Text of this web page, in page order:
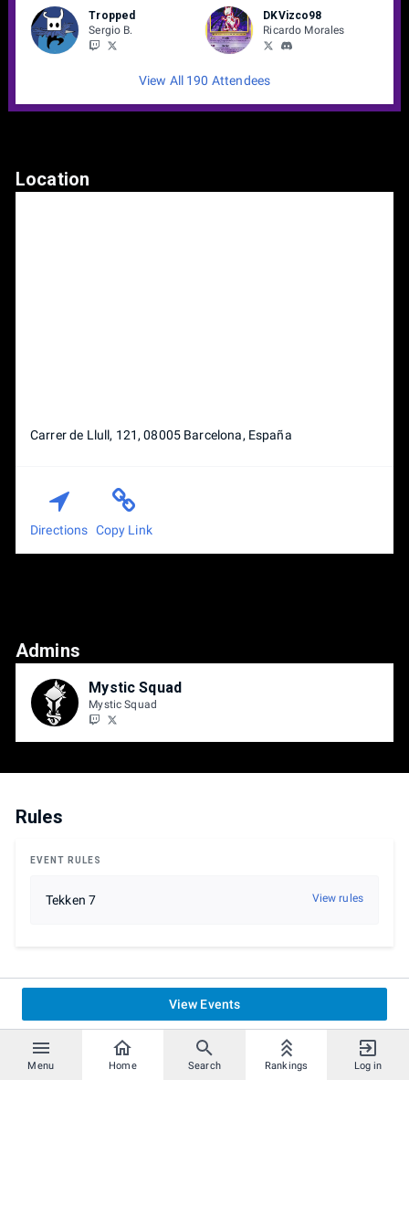
Menu Home Search Rankings Log in
Tropped
Sergio B.
DKVizco98
Ricardo Morales
View All 190 Attendees
Location
Carrer de Llull, 121, 08005 Barcelona, España
Directions Copy Link
Admins
Mystic Squad
Mystic Squad
Rules
EVENT RULES
Tekken 7 View rules
View Events